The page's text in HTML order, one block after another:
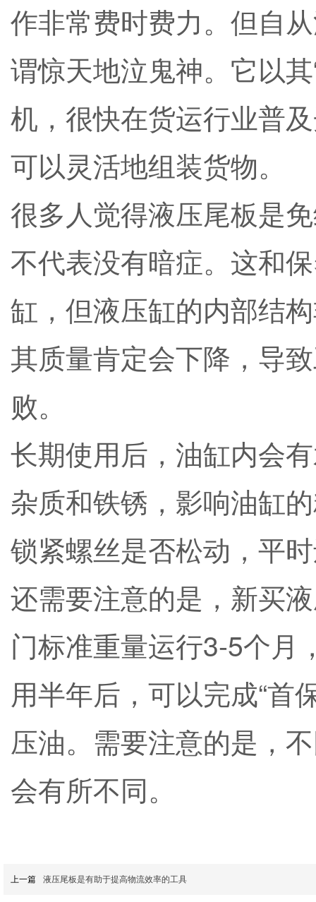
作非常费时费力。但自
谓惊天地泣鬼神。它以
机，很快在货运行业普
可以灵活地组装货物。
很多人觉得液压尾板是
不代表没有暗症。这和
缸，但液压缸的内部结
其质量肯定会下降，导
败。
长期使用后，油缸内会
杂质和铁锈，影响油缸
锁紧螺丝是否松动，平
还需要注意的是，新买
门标准重量运行3-5个月
用半年后，可以完成“首
压油。需要注意的是，
会有所不同。
上一篇 液压尾板是有助于提高物流效率的工具